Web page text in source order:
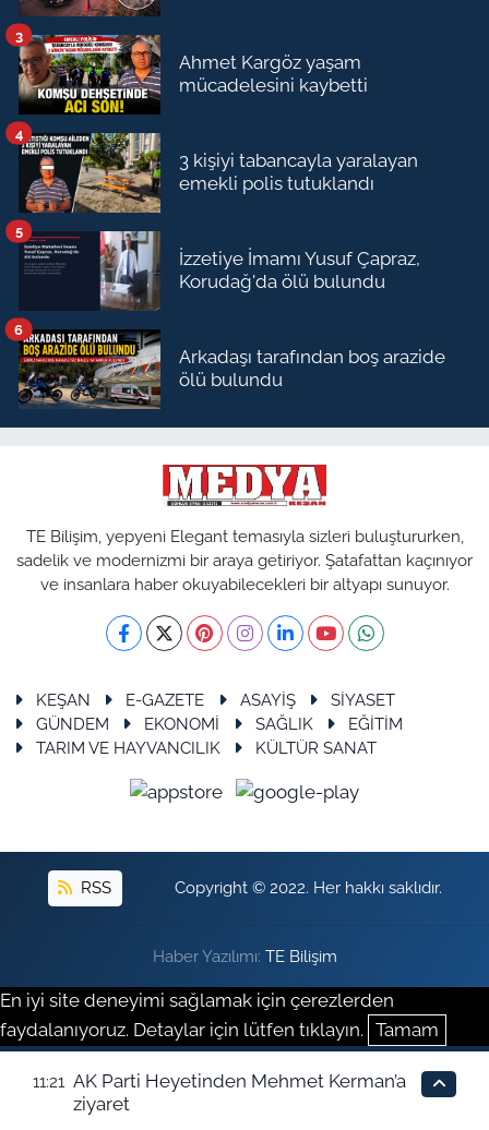
Ahmet Kargöz yaşam
mücadelesini kaybetti
3
3 kişiyi tabancayla yaralayan
emekli polis tutuklandı
4
İzzetiye İmamı Yusuf Çapraz,
Korudağ'da ölü bulundu
5
Arkadaşı tarafından boş arazide
ölü bulundu
6
TE Bilişim, yepyeni Elegant temasıyla sizleri buluştururken,
sadelik ve modernizmi bir araya getiriyor. Şatafattan kaçınıyor
ve insanlara haber okuyabilecekleri bir altyapı sunuyor.
KEŞAN E-GAZETE ASAYİŞ
SİYASET
GÜNDEM
EKONOMİ SAĞLIK
EĞİTİM
TARIM VE HAYVANCILIK
KÜLTÜR SANAT
RSS Copyright © 2022. Her hakkı saklıdır.
Haber Yazılımı: TE Bilişim
En iyi site deneyimi sağlamak için çerezlerden
faydalanıyoruz. Detaylar için lütfen tıklayın. Tamam
11:21 AK Parti Heyetinden Mehmet Kerman’a
ziyaret